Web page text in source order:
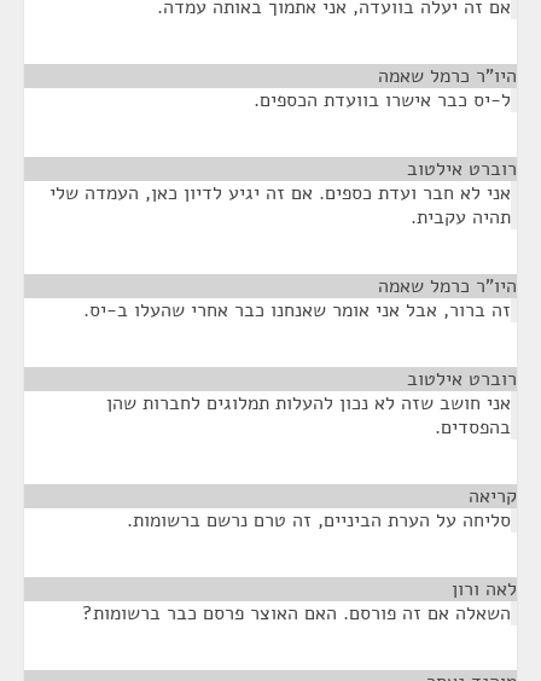
אם זה יעלה בוועדה, אני אתמוך באותה עמדה.
היו"ר כרמל שאמה
ל-יס כבר אישרו בוועדת הכספים.
רוברט אילטוב
אני לא חבר ועדת כספים. אם זה יגיע לדיון כאן, העמדה שלי
תהיה עקבית.
היו"ר כרמל שאמה
זה ברור, אבל אני אומר שאנחנו כבר אחרי שהעלו ב-יס.
רוברט אילטוב
אני חושב שזה לא נכון להעלות תמלוגים לחברות שהן
בהפסדים.
קריאה
סליחה על הערת הביניים, זה טרם נרשם ברשומות.
לאה ורון
השאלה אם זה פורסם. האם האוצר פרסם כבר ברשומות?